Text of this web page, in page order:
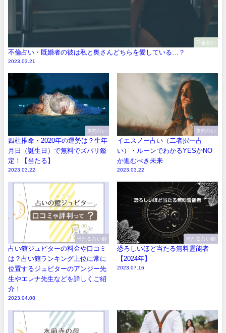
不倫占い
不倫占い・既婚者の彼は私と奥さんどちらを愛している…？
2023.03.21
運勢占い
四柱推命・2020年の運勢は？生年
月日（誕生日）で無料でズバリ鑑
定！【当たる】
2023.03.22
運勢占い
イエスノー占い（二者択一占
い）・ルーンでわかるYESかNO
か進むべき未来
2023.03.22
当たる占い師
占い館ジュピターの料金や口コミ
は？占い館ランキング上位に常に
位置するジュピターのアンジー先
生やエレナ先生などを詳しくご紹
介！
2023.04.08
当たる占い師
恐ろしいほど当たる無料霊能者
【2024年】
2023.07.16